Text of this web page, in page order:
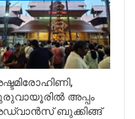
അപ്പം
ബുക്കിങ്ങ്